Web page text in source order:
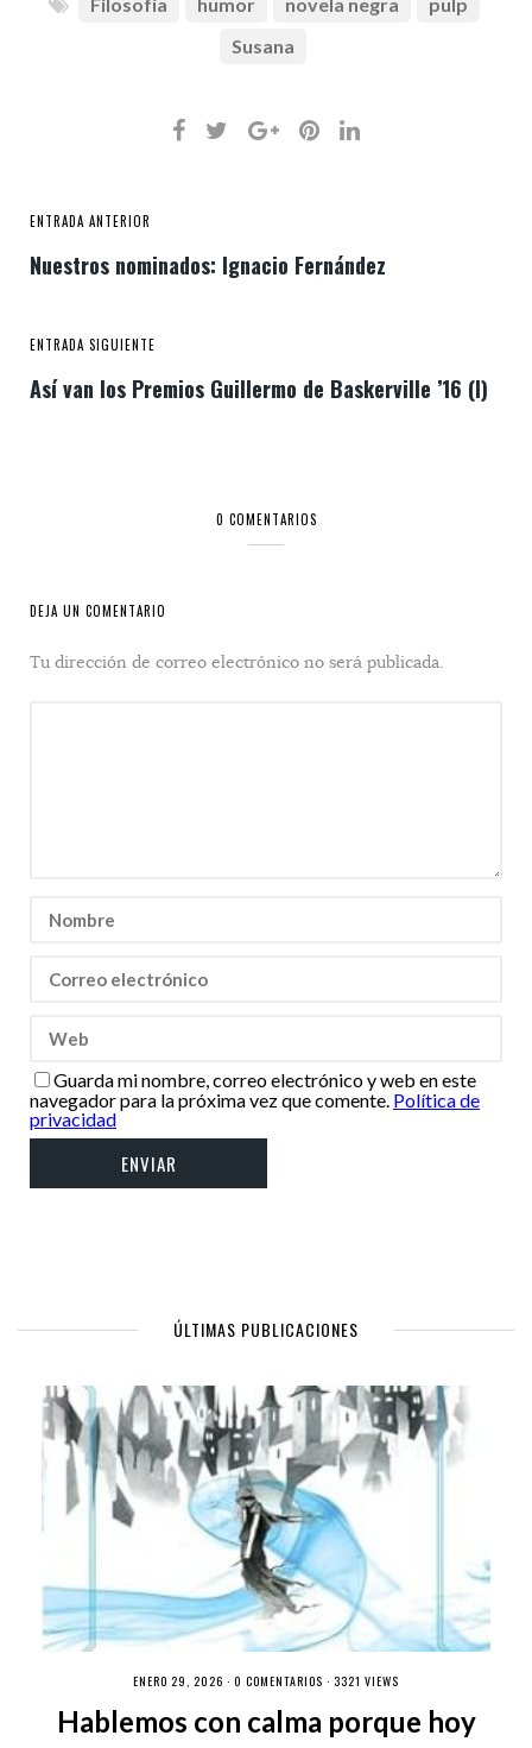
Susana
ENTRADA ANTERIOR
Nuestros nominados: Ignacio Fernández
ENTRADA SIGUIENTE
Así van los Premios Guillermo de Baskerville ’16 (I)
0 COMENTARIOS
DEJA UN COMENTARIO
Tu dirección de correo electrónico no será publicada.
Guarda mi nombre, correo electrónico y web en este
navegador para la próxima vez que comente. Política de
privacidad
ÚLTIMAS PUBLICACIONES
ENERO 29, 2026 · 0 COMENTARIOS · 3321 VIEWS
Hablemos con calma porque hoy